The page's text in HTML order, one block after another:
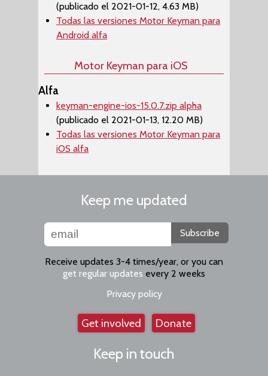
(publicado el 2021-01-12, 4.63 MB)
Todas las versiones Motor Keyman para
Android alfa
Motor Keyman para iOS
Alfa
keyman-engine-ios-15.0.7.zip alpha
(publicado el 2021-01-13, 12.20 MB)
Todas las versiones Motor Keyman para
iOS alfa
Keep me updated
Subscribe
Receive updates 3-4 times/year, or you can
get regular updates every 2 weeks
Privacy policy
Get involved Donate
Keep in touch